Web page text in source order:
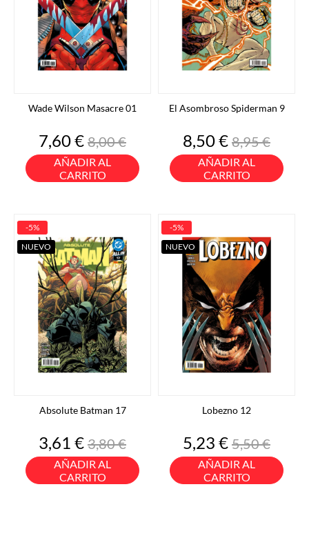
Wade Wilson Masacre 01
Precio
7,60 €Precio
base
8,00 €
AÑADIR AL
CARRITO
El Asombroso Spiderman 9
Precio
8,50 €Precio
base
8,95 €
AÑADIR AL
CARRITO
Absolute Batman 17
Precio
3,61 €Precio
base
3,80 €
AÑADIR AL
CARRITO
-5%
NUEVO
Lobezno 12
Precio
5,23 €Precio
base
5,50 €
AÑADIR AL
CARRITO
-5%
NUEVO